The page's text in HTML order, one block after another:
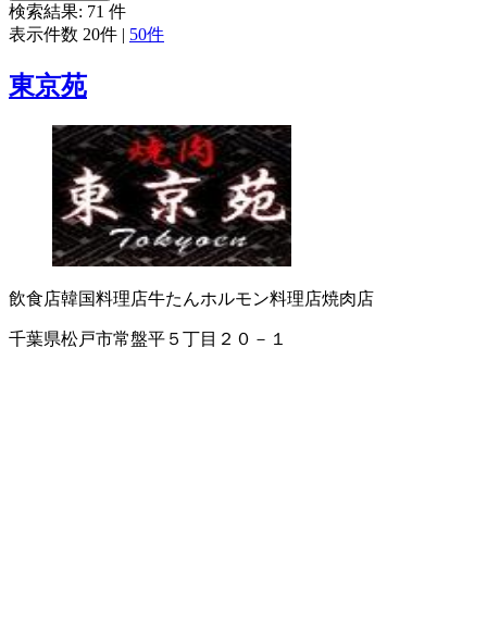
検索結果: 71 件
表示件数 20件 | 50件
東京苑
飲食店韓国料理店牛たんホルモン料理店焼肉店
千葉県松戸市常盤平５丁目２０－１